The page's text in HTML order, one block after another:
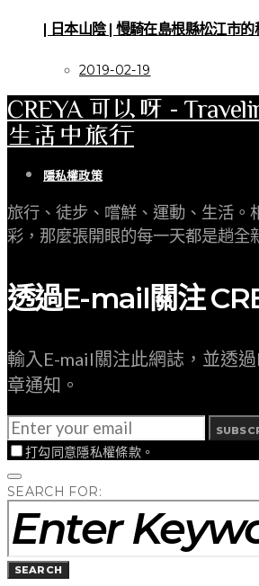
| 日本山陰 | 慢騎在島根縣松江市
2019-02-19
CREYA 可以呀 -
生活中旅行
隱私權政策
旅行、徒步、嚐鮮、運動、生活。
彩，那麼張開眼的每一天都是趟全
透過E-mail關注
輸入E-mail關注此網誌，並透
章通知。
打勾同意隱私權條款。
SEARCH FOR:
SEARCH